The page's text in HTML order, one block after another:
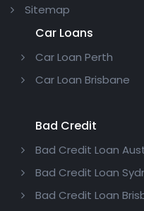
Sitemap
Car Loans
Car Loan Perth
Car Loan Brisbane
Bad Credit
Bad Credit Loan
Bad Credit Loan
Bad Credit Loan